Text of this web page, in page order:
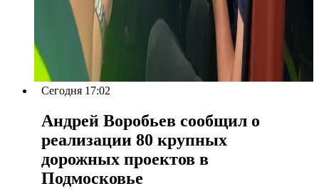
Сегодня 17:02
Андрей Воробьев сообщил о
реализации 80 крупных
дорожных проектов в
Подмосковье